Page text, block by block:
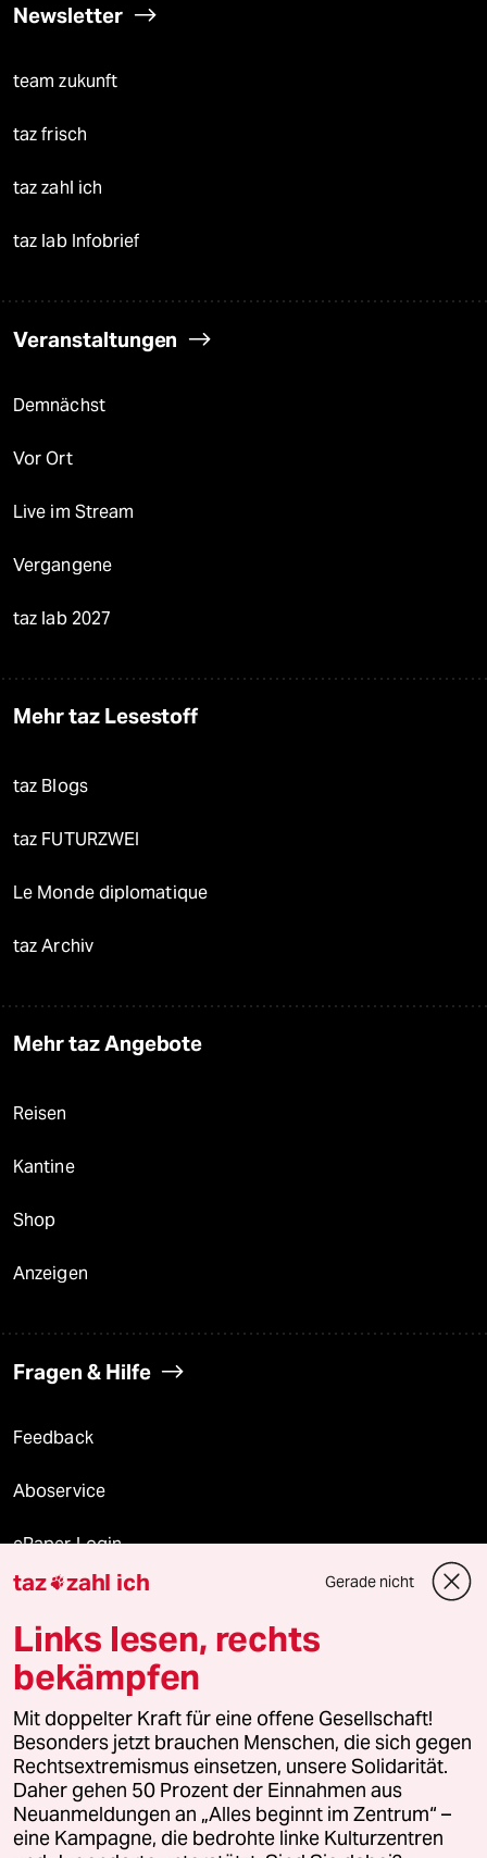
Newsletter
team zukunft
taz frisch
taz zahl ich
taz lab Infobrief
Veranstaltungen
Demnächst
Vor Ort
Live im Stream
Vergangene
taz lab 2027
Mehr taz Lesestoff
taz Blogs
taz FUTURZWEI
Le Monde diplomatique
taz Archiv
Mehr taz Angebote
Reisen
Kantine
Shop
Anzeigen
Fragen & Hilfe
Feedback
Aboservice
ePaper Login
Downloads für Abonnierende
© 2026 taz Verlags und Vertriebs GmbH
Alle Rechte vorbehalten. Bei rechtlichen Fragen oder für Genehmigungen
wenden Sie sich bitte an
lizenzen@taz.de
Feedback Redaktionsstatut Kommune-Richtlinien
Leitlinie Informant Datenschutz Impressum AGB
taz zahl ich Gerade nicht
Links lesen, rechts
bekämpfen
Mit doppelter Kraft für eine offene Gesellschaft!
Besonders jetzt brauchen Menschen, die sich gegen
Rechtsextremismus einsetzen, unsere Solidarität.
Daher gehen 50 Prozent der Einnahmen aus
Neuanmeldungen an „Alles beginnt im Zentrum“ –
eine Kampagne, die bedrohte linke Kulturzentren